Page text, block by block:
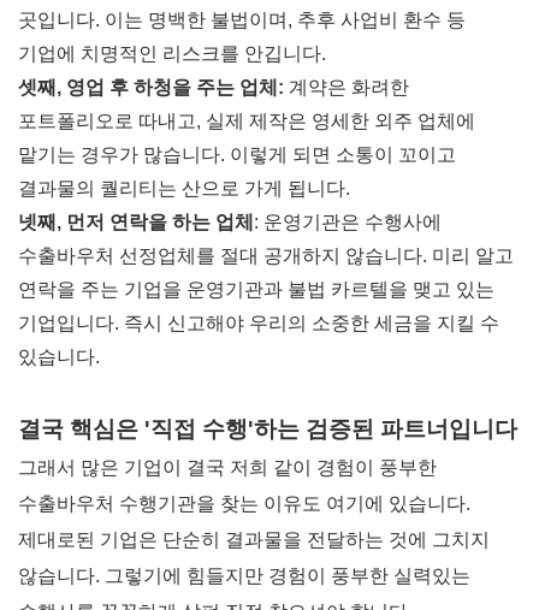
곳입니다. 이는 명백한 불법이며, 추후 사업비 환수 등
기업에 치명적인 리스크를 안깁니다.
셋째, 영업 후 하청을 주는 업체: 계약은 화려한
포트폴리오로 따내고, 실제 제작은 영세한 외주 업체에
맡기는 경우가 많습니다. 이렇게 되면 소통이 꼬이고
결과물의 퀄리티는 산으로 가게 됩니다.
넷째, 먼저 연락을 하는 업체 : 운영기관은 수행사에
수출바우처 선정업체를 절대 공개하지 않습니다. 미리 알고
연락을 주는 기업을 운영기관과 불법 카르텔을 맺고 있는
기업입니다. 즉시 신고해야 우리의 소중한 세금을 지킬 수
있습니다.
결국 핵심은 '직접 수행'하는 검증된 파트너입니다
그래서 많은 기업이 결국 저희 같이 경험이 풍부한
수출바우처 수행기관을 찾는 이유도 여기에 있습니다.
제대로된 기업은 단순히 결과물을 전달하는 것에 그치지
않습니다. 그렇기에 힘들지만 경험이 풍부한 실력있는